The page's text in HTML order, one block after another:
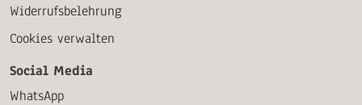
Widerrufsbelehrung
Cookies verwalten
Social Media
WhatsApp